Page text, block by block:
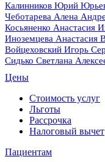
Калинников Юрий
Чеботарева Алена
Косьяненко Анастасия
Иноземцева Анастасия
Войцеховский Игорь
Сидько Светлана
Цены
Стоимость услуг
Льготы
Рассрочка
Налоговый вычет
Пациентам